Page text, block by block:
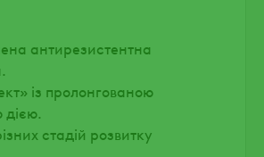
антирезистентна
із пролонгованою
стадій розвитку